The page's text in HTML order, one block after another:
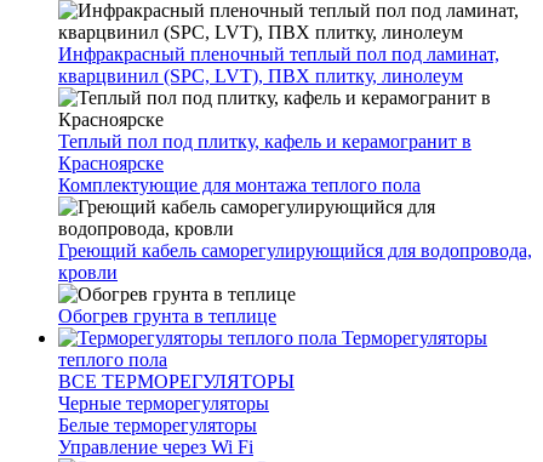
Инфракрасный пленочный теплый пол под ламинат,
кварцвинил (SPC, LVT), ПВХ плитку, линолеум
Теплый пол под плитку, кафель и керамогранит в
Красноярске
Комплектующие для монтажа теплого пола
Греющий кабель саморегулирующийся для водопровода,
кровли
Обогрев грунта в теплице
Терморегуляторы
теплого пола
ВСЕ ТЕРМОРЕГУЛЯТОРЫ
Черные терморегуляторы
Белые терморегуляторы
Управление через Wi Fi